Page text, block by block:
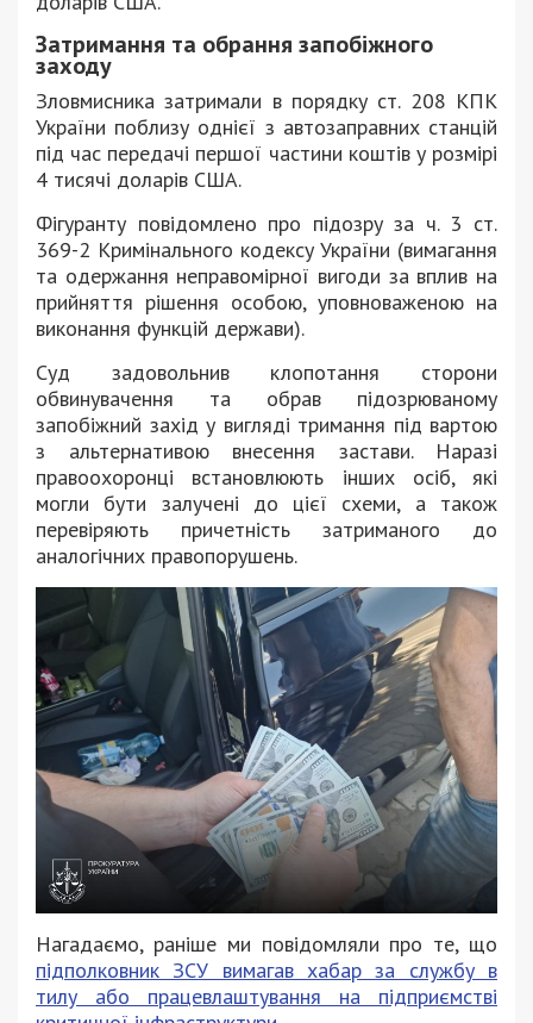
Затримання та обрання запобіжного
заходу
Зловмисника затримали в порядку ст. 208 КПК
України поблизу однієї з автозаправних станцій
під час передачі першої частини коштів у розмірі
4 тисячі доларів США.
Фігуранту повідомлено про підозру за ч. 3 ст.
369-2 Кримінального кодексу України (вимагання
та одержання неправомірної вигоди за вплив на
прийняття рішення особою, уповноваженою на
виконання функцій держави).
Суд задовольнив клопотання сторони
обвинувачення та обрав підозрюваному
запобіжний захід у вигляді тримання під вартою
з альтернативою внесення застави. Наразі
правоохоронці встановлюють інших осіб, які
могли бути залучені до цієї схеми, а також
перевіряють причетність затриманого до
аналогічних правопорушень.
Нагадаємо, раніше ми повідомляли про те, що
підполковник ЗСУ вимагав хабар за службу в
тилу або працевлаштування на підприємстві